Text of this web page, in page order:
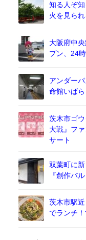
知る人ぞ
火を見ら
大阪府中
プン、24
アンダー
命館いばら
茨木市ゴ
大戦』フ
サート
双葉町に
『創作バ
茨木市駅近
でランチ